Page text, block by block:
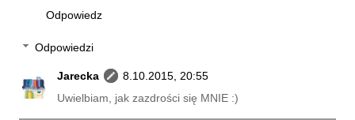
Odpowiedz
Odpowiedzi
Jarecka
8.10.2015, 20:55
Uwielbiam, jak zazdrości się MNIE :)